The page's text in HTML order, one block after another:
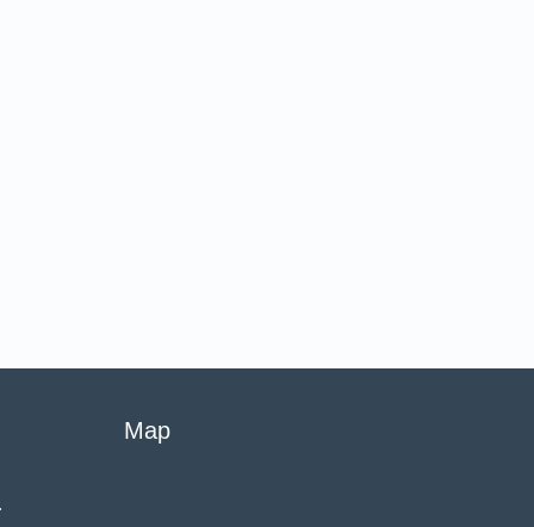
Map